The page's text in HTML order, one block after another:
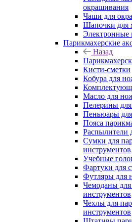
окрашивания
Чаши для
Шапочки для
Электронные
Парикмахерские
Назад
Кисти-сметки
Кобура для
Масло для
Пелерины
Пеньюары
Пояса
Распылители
Сумки для
инструментов
Учебные
Фартуки для
Футляры для
Чемоданы
инструментов
Чехлы для
инструментов